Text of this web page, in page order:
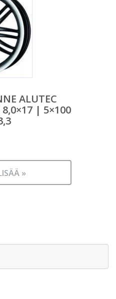
ALUTEC
| 5×100
»